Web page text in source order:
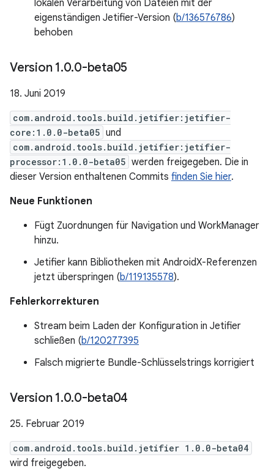
lokalen Verarbeitung von Dateien mit der
eigenständigen Jetifier-Version (b/136576786)
behoben
Version 1.0.0-beta05
18. Juni 2019
com.android.tools.build.jetifier:jetifier-
core:1.0.0-beta05 und
com.android.tools.build.jetifier:jetifier-
processor:1.0.0-beta05 werden freigegeben. Die in
dieser Version enthaltenen Commits finden Sie hier.
Neue Funktionen
Fügt Zuordnungen für Navigation und WorkManager
hinzu.
Jetifier kann Bibliotheken mit AndroidX-Referenzen
jetzt überspringen (b/119135578).
Fehlerkorrekturen
Stream beim Laden der Konfiguration in Jetifier
schließen (b/120277395
Falsch migrierte Bundle-Schlüsselstrings korrigiert
Version 1.0.0-beta04
25. Februar 2019
com.android.tools.build.jetifier 1.0.0-beta04
wird freigegeben.